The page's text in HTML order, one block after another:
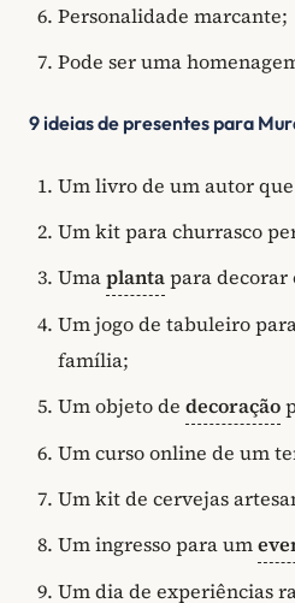
Personalidade marcante;
Pode ser uma
9 ideias de presentes para
Um livro de um autor
Um kit para churrasco
Umaplantapara decorar
Um jogo de tabuleiro
família;
Um objeto de decoração
Um curso online de um
Um kit de cervejas
Um ingresso para um
Um dia de experiências